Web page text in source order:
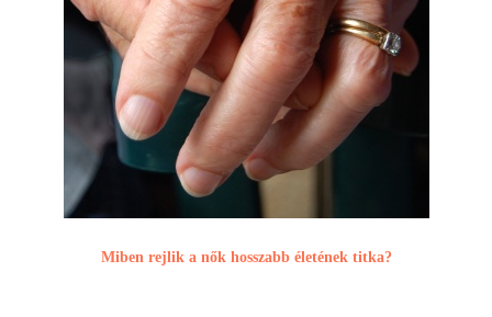
Miben rejlik a nők hosszabb életének titka?